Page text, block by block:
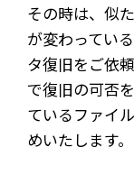
その時は、似
が変わってい
タ復旧をご依
で復旧の可否
ているファイ
めいたします。